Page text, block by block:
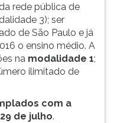
rede pública de
3); ser
de São Paulo e já
o ensino médio. A
na modalidade 1;
ilimitado de
com a
de julho.